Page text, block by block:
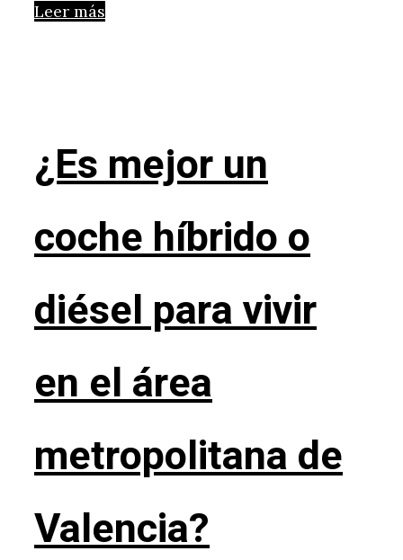
Leer más
¿Es mejor un
coche híbrido o
diésel para vivir
en el área
metropolitana de
Valencia?